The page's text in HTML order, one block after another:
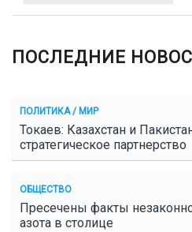
ПОСЛЕДНИЕ
ПОЛИТИКА / МИР
Токаев: Казахстан и
стратегическое партнерство
ОБЩЕСТВО
Пресечены факты
азота в столице